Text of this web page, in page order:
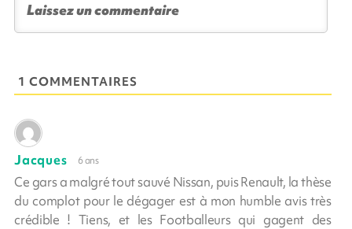
1 COMMENTAIRES
Jacques 6 ans
Ce gars a malgré tout sauvé Nissan, puis Renault, la thèse
du complot pour le dégager est à mon humble avis très
crédible ! Tiens, et les Footballeurs qui gagent des